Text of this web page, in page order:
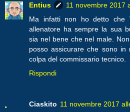
Entius
11 novembre 2017
Ma infatti non ho detto che
allenatore ha sempre la sua
sia nel bene che nel male.
posso assicurare che sono
colpa del commissario tecnico.
Rispondi
Ciaskito 11 novembre 2017